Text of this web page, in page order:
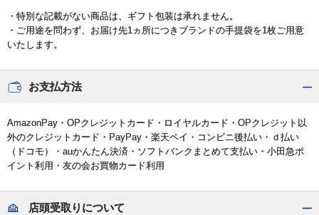
・特別な記載がない商品は、ギフト包装は承れません。
・ご用途を問わず、お届け先1ヵ所につきブランドの手提袋を1枚ご用意
いたします。
お支払方法
AmazonPay・OPクレジットカード・ロイヤルカード・OPクレジット以
外のクレジットカード・PayPay・楽天ペイ・コンビニ後払い・ｄ払い
（ドコモ）・auかんたん決済・ソフトバンクまとめて支払い・小田急ポ
イント利用・友の会お買物カード利用
店頭受取りについて